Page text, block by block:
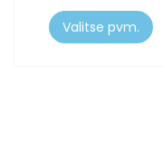
Valitse pvm.